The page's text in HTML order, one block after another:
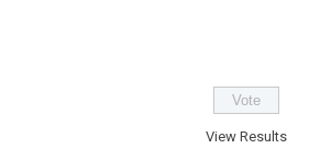
View Results